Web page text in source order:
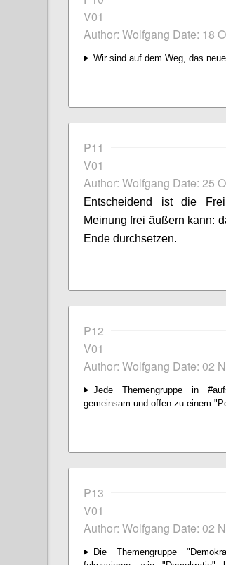
V01
Author: Wolfgang Date: 18
Wir sind auf dem Weg, das
P11
V01
Author: Wolfgang Date: 25
Entscheidend ist die
Meinung frei äußern kann:
Ende durchsetzen.
P12
V01
Author: Wolfgang Date: 02
Jede Themengruppe in
gemeinsam und offen zu einem
P13
V01
Author: Wolfgang Date: 02
Die Themengruppe